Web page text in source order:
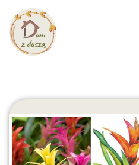
Przejdź
do